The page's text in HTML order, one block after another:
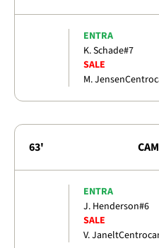
ENTRA
K. Schade#7
SALE
M. Jensen
63'
ENTRA
J. Henderson#6
SALE
V. Janelt